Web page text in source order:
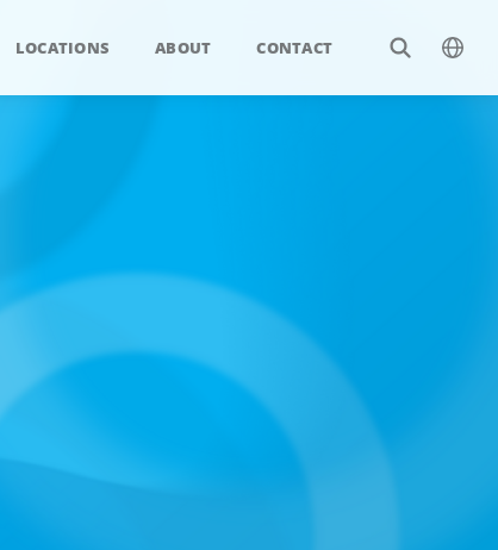
LOCATIONS ABOUT CONTACT